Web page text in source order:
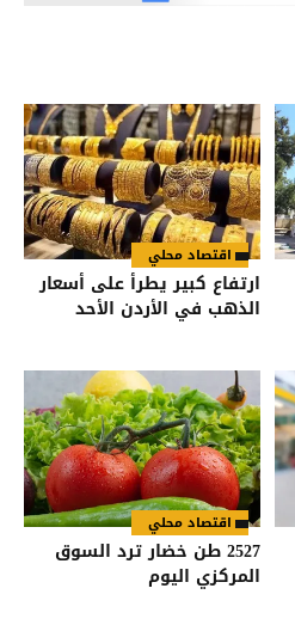
اقتصاد محلي
ارتفاع كبير يطرأ على أسعار
الذهب في الأردن الأحد
اقتصاد محلي
2527 طن خضار ترد السوق
المركزي اليوم